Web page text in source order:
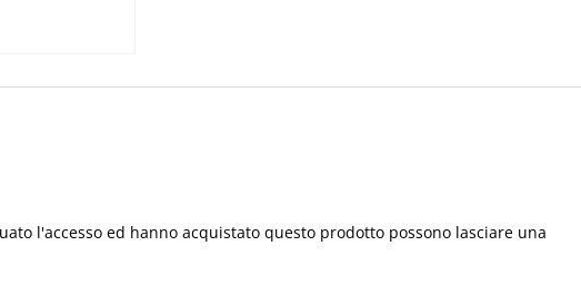
l'accesso ed hanno acquistato questo prodotto possono lasciare una